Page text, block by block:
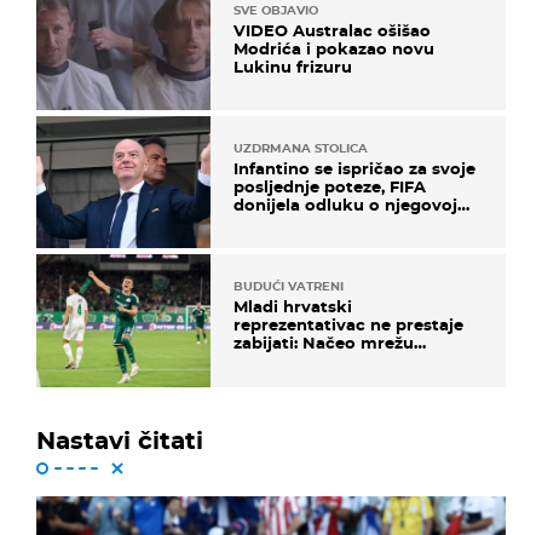
SVE OBJAVIO
VIDEO Australac ošišao
Modrića i pokazao novu
Lukinu frizuru
UZDRMANA STOLICA
Infantino se ispričao za svoje
posljednje poteze, FIFA
donijela odluku o njegovoj
BUDUĆI VATRENI
Mladi hrvatski
reprezentativac ne prestaje
zabijati: Načeo mrežu
Nastavi čitati